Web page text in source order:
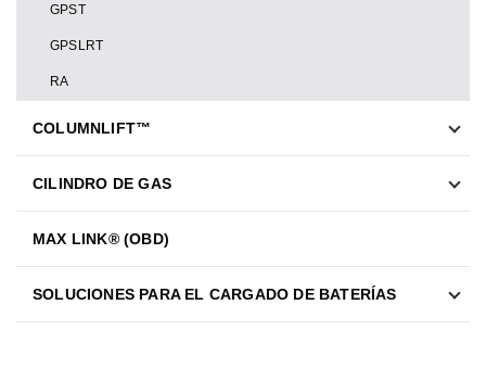
GPST
GPSLRT
RA
COLUMNLIFT™
CILINDRO DE GAS
MAX LINK® (OBD)
SOLUCIONES PARA EL CARGADO DE BATERÍAS